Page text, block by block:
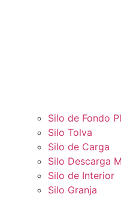
Silo de Fondo
Silo Tolva
Silo de Carga
Silo Descarga
Silo de Interior
Silo Granja